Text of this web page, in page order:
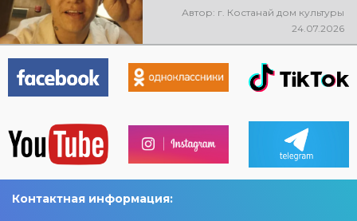
города, выступит ALEM!
@xcialem
Автор: г. Костанай дом культуры
24.07.2026
Контактная информация: